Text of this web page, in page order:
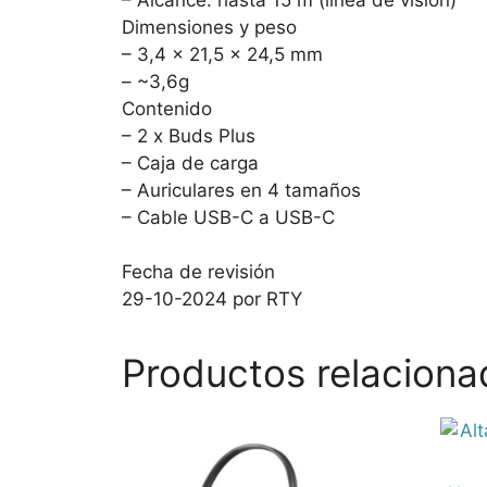
Dimensiones y peso
– 3,4 x 21,5 x 24,5 mm
– ~3,6g
Contenido
– 2 x Buds Plus
– Caja de carga
– Auriculares en 4 tamaños
– Cable USB-C a USB-C
Fecha de revisión
29-10-2024 por RTY
Productos